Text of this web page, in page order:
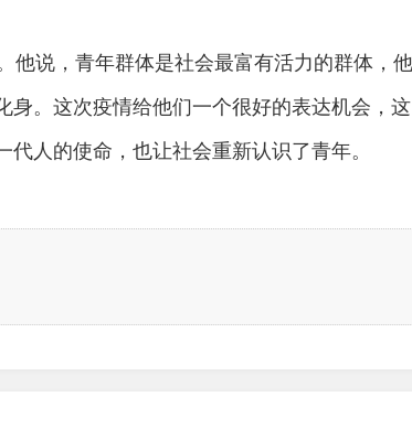
他说，青年群体是社会最富有活力的群体，他
。这次疫情给他们一个很好的表达机会，这
人的使命，也让社会重新认识了青年。